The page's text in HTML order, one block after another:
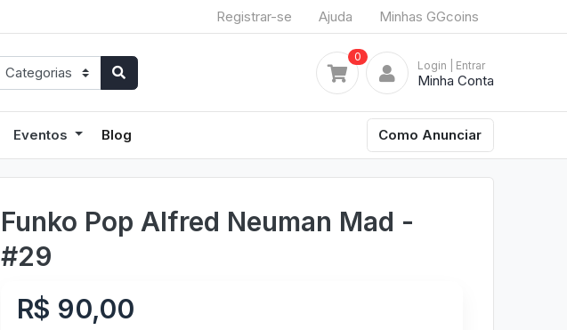
Registrar-se Ajuda Minhas GGcoins
0
Login | Entrar
Minha Conta
Eventos Blog Como Anunciar
Funko Pop Alfred Neuman Mad -
#29
R$ 90,00